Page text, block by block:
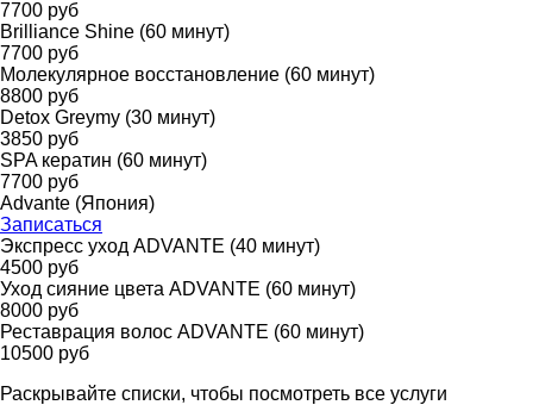
7700 руб
Brilliance Shine (60 минут)
7700 руб
Молекулярное восстановление (60 минут)
8800 руб
Detox Greymy (30 минут)
3850 руб
SPA кератин (60 минут)
7700 руб
Advante (Япония)
Записаться
Экспресс уход ADVANTE (40 минут)
4500 руб
Уход сияние цвета ADVANTE (60 минут)
8000 руб
Реставрация волос ADVANTE (60 минут)
10500 руб
Раскрывайте списки, чтобы посмотреть все услуги